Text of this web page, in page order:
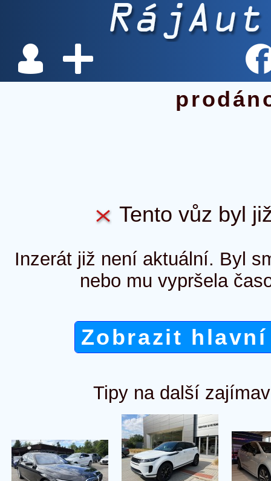
Tento vůz byl
Inzerát již není aktuální. Byl
nebo mu vypršela
Zobrazit
Tipy na další